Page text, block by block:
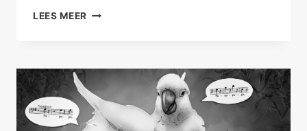
LEES MEER VERHUIZEN
STRESS